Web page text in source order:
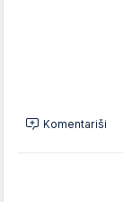
Komentariši